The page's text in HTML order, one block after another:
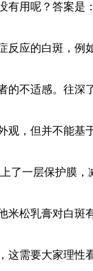
有用呢？答案是
反应的白斑，例
的不适感。往深
观，但并不能基
了一层保护膜
米松乳膏对白斑
这需要大家理性